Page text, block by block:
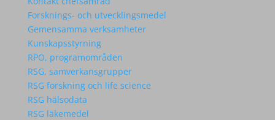
Forsknings- och utvecklingsmedel
Gemensamma verksamheter
Kunskapsstyrning
RPO, programområden
RSG, samverkansgrupper
RSG forskning och life science
RSG hälsodata
RSG läkemedel